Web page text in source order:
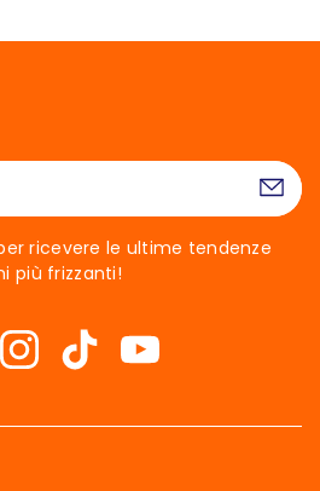
ricevere le ultime tendenze
più frizzanti!